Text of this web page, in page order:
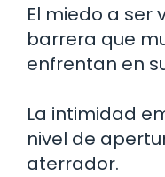
El miedo a ser
barrera que
enfrentan en
La intimidad
nivel de
aterrador.